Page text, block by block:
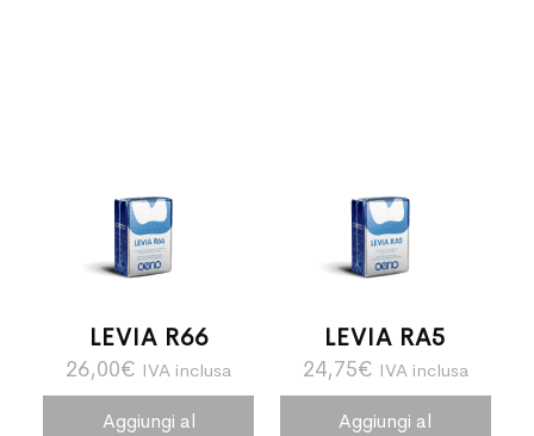
LEVIA R66
26,00€ IVA inclusa
Aggiungi al
LEVIA RA5
24,75€ IVA inclusa
Aggiungi al